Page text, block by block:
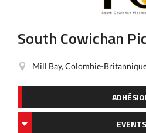
South Cowichan
Mill Bay, Colombie-
EVENTS